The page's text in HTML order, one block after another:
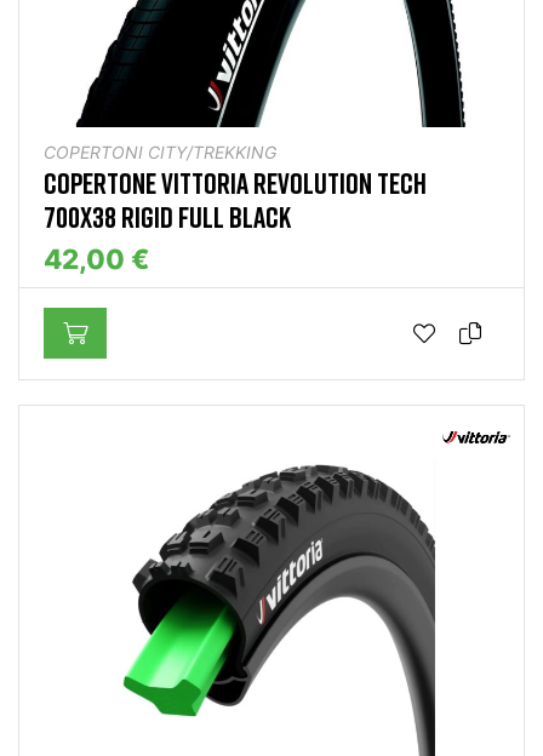
COPERTONI CITY/TREKKING
COPERTONE VITTORIA REVOLUTION TECH
700X38 RIGID FULL BLACK
42,00 €